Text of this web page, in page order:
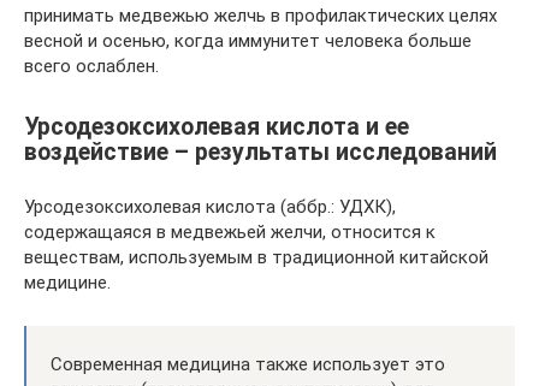
принимать медвежью желчь в профилактических целях
весной и осенью, когда иммунитет человека больше
всего ослаблен.
Урсодезоксихолевая кислота и ее
воздействие – результаты исследований
Урсодезоксихолевая кислота (аббр.: УДХК),
содержащаяся в медвежьей желчи, относится к
веществам, используемым в традиционной китайской
медицине.
Современная медицина также использует это